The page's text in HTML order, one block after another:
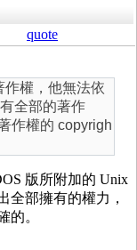
quote
作權，他無法依
全部的著作
作權的 copyrigh
版所附加的 Unix
全部擁有的權力，
的。